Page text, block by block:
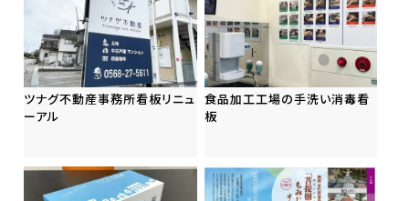
ツナグ不動産事務所看板リニュ
ーアル
食品加工工場の手洗い消毒看
板